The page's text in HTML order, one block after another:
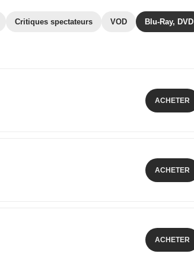
Critiques spectateurs VOD Blu-Ray, DVD
ACHETER
ACHETER
ACHETER